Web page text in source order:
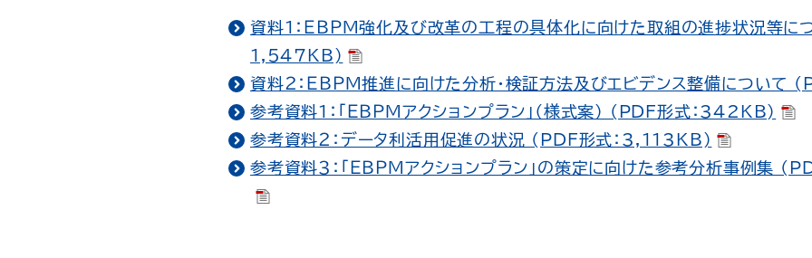
資料１：ＥＢＰＭ強化及び改革の工程の具体化に向けた取組の進捗状況等に
1,547KB)
資料２：ＥＢＰＭ推進に向けた分析・検証方法及びエビデンス整備につい
参考資料１：「ＥＢＰＭアクションプラン」（様式案） (PDF形式：342KB)
参考資料２：データ利活用促進の状況 (PDF形式：3,113KB)
参考資料３：「ＥＢＰＭアクションプラン」の策定に向けた参考分析事例集